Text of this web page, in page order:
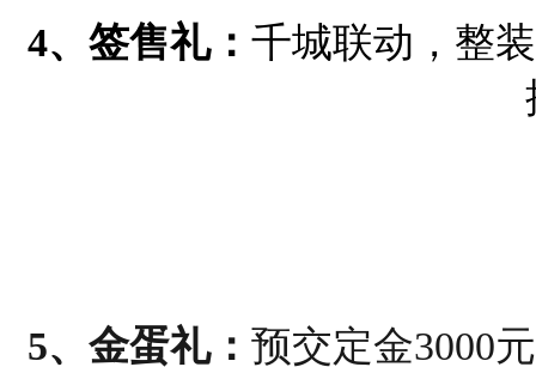
4、签售礼： 千城联动，整
5、金蛋礼： 预交定金3000